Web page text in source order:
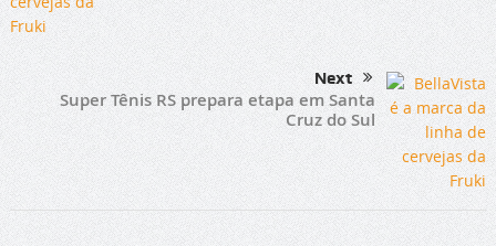
Next
Super Tênis RS prepara etapa em Santa
Cruz do Sul